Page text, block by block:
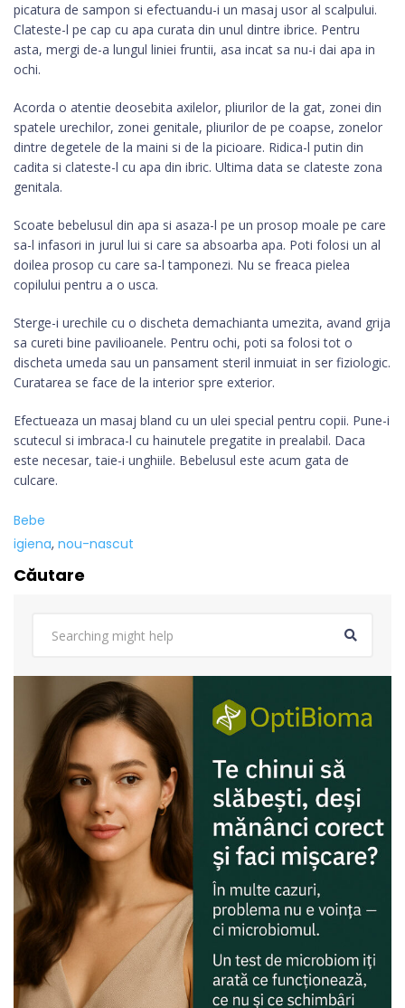
picatura de sampon si efectuandu-i un masaj usor al scalpului.
Clateste-l pe cap cu apa curata din unul dintre ibrice. Pentru
asta, mergi de-a lungul liniei fruntii, asa incat sa nu-i dai apa in
ochi.
Acorda o atentie deosebita axilelor, pliurilor de la gat, zonei din
spatele urechilor, zonei genitale, pliurilor de pe coapse, zonelor
dintre degetele de la maini si de la picioare. Ridica-l putin din
cadita si clateste-l cu apa din ibric. Ultima data se clateste zona
genitala.
Scoate bebelusul din apa si asaza-l pe un prosop moale pe care
sa-l infasori in jurul lui si care sa absoarba apa. Poti folosi un al
doilea prosop cu care sa-l tamponezi. Nu se freaca pielea
copilului pentru a o usca.
Sterge-i urechile cu o discheta demachianta umezita, avand grija
sa cureti bine pavilioanele. Pentru ochi, poti sa folosi tot o
discheta umeda sau un pansament steril inmuiat in ser fiziologic.
Curatarea se face de la interior spre exterior.
Efectueaza un masaj bland cu un ulei special pentru copii. Pune-i
scutecul si imbraca-l cu hainutele pregatite in prealabil. Daca
este necesar, taie-i unghiile. Bebelusul este acum gata de
culcare.
Bebe
igiena, nou-nascut
Căutare